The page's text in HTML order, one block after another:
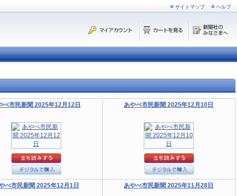
サイトマップ ヘルプ
べ市民新聞 2025年12月12日 あやべ市民新聞 2025年12月10日
べ市民新聞 2025年12月1日 あやべ市民新聞 2025年11月28日